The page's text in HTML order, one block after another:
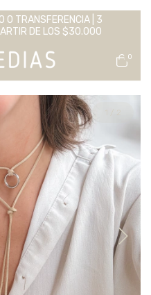
O TRANSFERENCIA | 3
DE LOS $30.000
0
1 / 2